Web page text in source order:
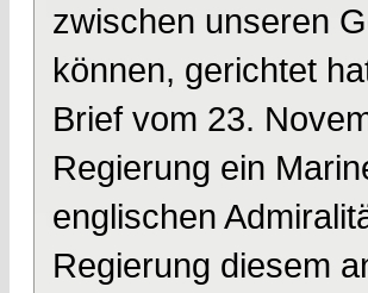
zwischen unseren
können, gerichtet
Brief vom 23.
Regierung ein
englischen
Regierung diesem